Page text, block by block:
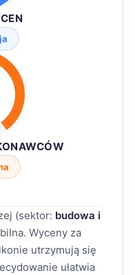
(sektor: budowa i
Wyceny za
utrzymują się
ułatwia